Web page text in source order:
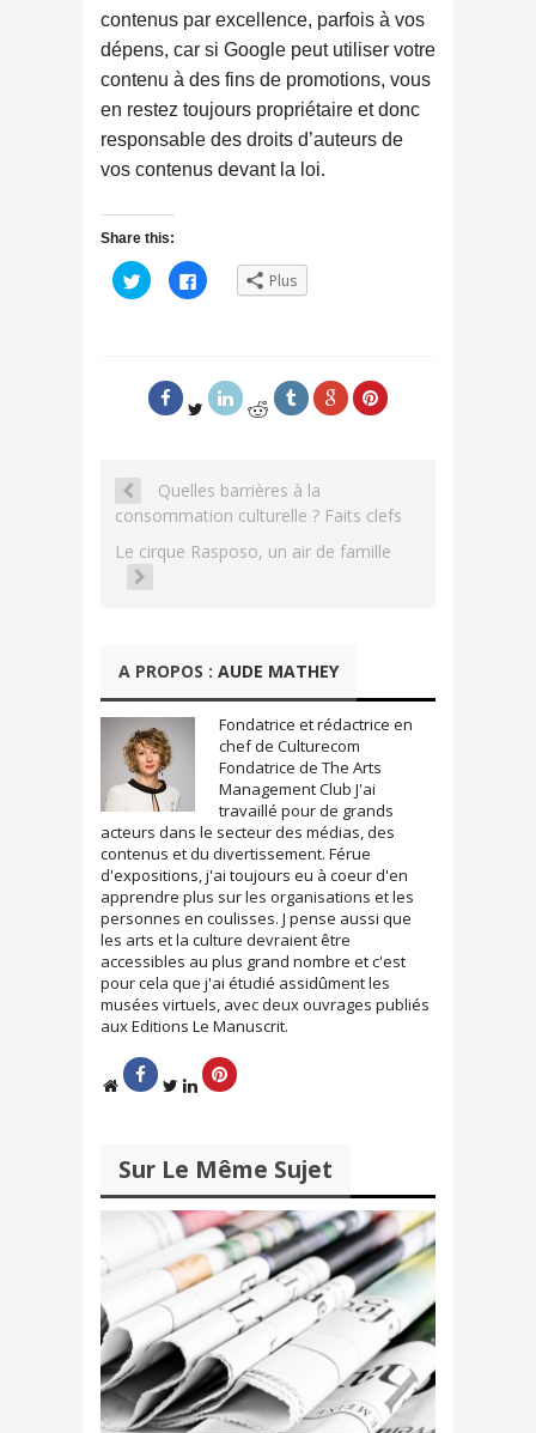
contenus par excellence, parfois à vos
dépens, car si Google peut utiliser votre
contenu à des fins de promotions, vous
en restez toujours propriétaire et donc
responsable des droits d’auteurs de
vos contenus devant la loi.
Share this:
C
l
o
u
e
s
u
r
T
e
r
(
o
u
v
r
e
d
a
n
u
n
e
n
o
u
v
e
l
l
e
f
e
n
ê
t
r
e
)
C
l
u
a
g
e
s
u
o
o
k
(
n
s
u
n
e
n
o
u
v
e
l
l
e
f
e
n
t
r
Plus
Quelles barrières à la
consommation culturelle ? Faits clefs
Le cirque Rasposo, un air de famille
A PROPOS : AUDE MATHEY
Fondatrice et rédactrice en
chef de Culturecom
Fondatrice de The Arts
Management Club J'ai
travaillé pour de grands
acteurs dans le secteur des médias, des
contenus et du divertissement. Férue
d'expositions, j'ai toujours eu à coeur d'en
apprendre plus sur les organisations et les
personnes en coulisses. J pense aussi que
les arts et la culture devraient être
accessibles au plus grand nombre et c'est
pour cela que j'ai étudié assidûment les
musées virtuels, avec deux ouvrages publiés
aux Editions Le Manuscrit.
Sur Le Même Sujet